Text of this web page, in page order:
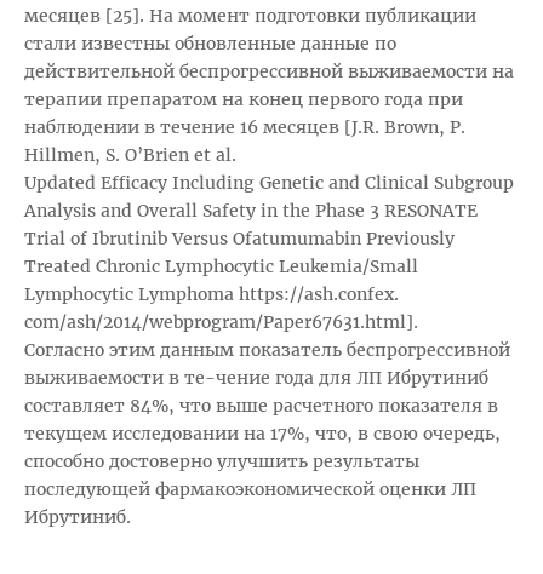
месяцев [25]. На момент подготовки публикации
стали известны обновленные данные по
действительной беспрогрессивной выживаемости на
терапии препаратом на конец первого года при
наблюдении в течение 16 месяцев [J.R. Brown, P.
Hillmen, S. O’Brien et al.
Updated Efficacy Including Genetic and Clinical Subgroup
Analysis and Overall Safety in the Phase 3 RESONATE
Trial of Ibrutinib Versus Ofatumumabin Previously
Treated Chronic Lymphocytic Leukemia/Small
Lymphocytic Lymphoma https://ash.confex.
com/ash/2014/webprogram/Paper67631.html].
Согласно этим данным показатель беспрогрессивной
выживаемости в те-чение года для ЛП Ибрутиниб
составляет 84%, что выше расчетного показателя в
текущем исследовании на 17%, что, в свою очередь,
способно достоверно улучшить результаты
последующей фармакоэкономической оценки ЛП
Ибрутиниб.